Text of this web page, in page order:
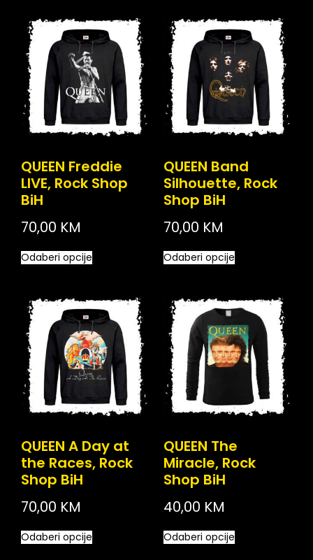
QUEEN Freddie
LIVE, Rock Shop
BiH
70,00 KM
Odaberi opcije
QUEEN Band
Silhouette, Rock
Shop BiH
70,00 KM
Odaberi opcije
QUEEN A Day at
the Races, Rock
Shop BiH
70,00 KM
Odaberi opcije
QUEEN The
Miracle, Rock
Shop BiH
40,00 KM
Odaberi opcije